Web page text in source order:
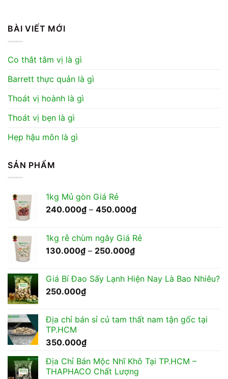
BÀI VIẾT MỚI
Co thắt tâm vị là gì
Barrett thực quản là gì
Thoát vị hoành là gì
Thoát vị bẹn là gì
Hẹp hậu môn là gì
SẢN PHẨM
1kg Mủ gòn Giá Rẻ
240.000₫ – 450.000₫Khoảng
240.000₫
1kg rễ chùm ngây Giá Rẻ
130.000₫ – 250.000₫Khoảng
130.000₫
Giá Bí Đao Sấy Lạnh Hiện Nay Là Bao Nhiêu?
250.000₫
Địa chỉ bán sỉ củ tam thất nam tận gốc tại
TP.HCM
350.000₫
Địa Chỉ Bán Mộc Nhĩ Khô Tại TP.HCM –
THAPHACO Chất Lượng